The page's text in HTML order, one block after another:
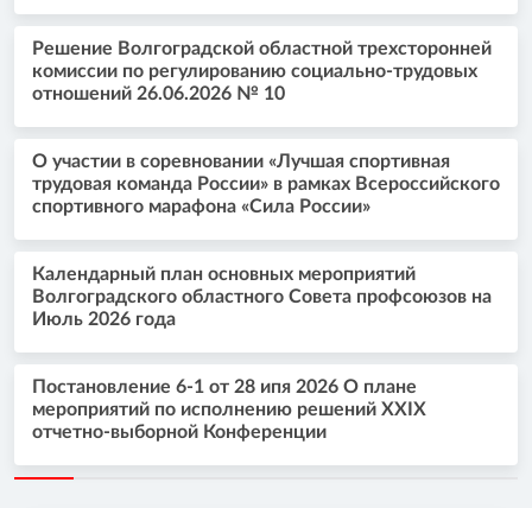
Решение Волгоградской областной трехсторонней
комиссии по регулированию социально-трудовых
отношений 26.06.2026 № 10
О участии в соревновании «Лучшая спортивная
трудовая команда России» в рамках Всероссийского
спортивного марафона «Сила России»
Календарный план основных мероприятий
Волгоградского областного Совета профсоюзов на
Июль 2026 года
Постановление 6-1 от 28 ипя 2026 О плане
мероприятий по исполнению решений XXIX
отчетно-выборной Конференции